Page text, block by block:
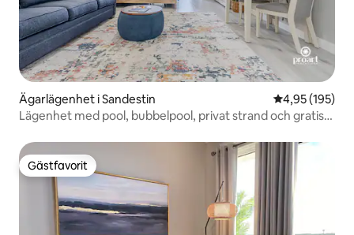
Ägarlägenhet i Sandestin 4,95 av 5 i
4,95 (195)
Lägenhet med pool, bubbelpool, privat strand och gratis
Gästfavorit
Gästfavorit